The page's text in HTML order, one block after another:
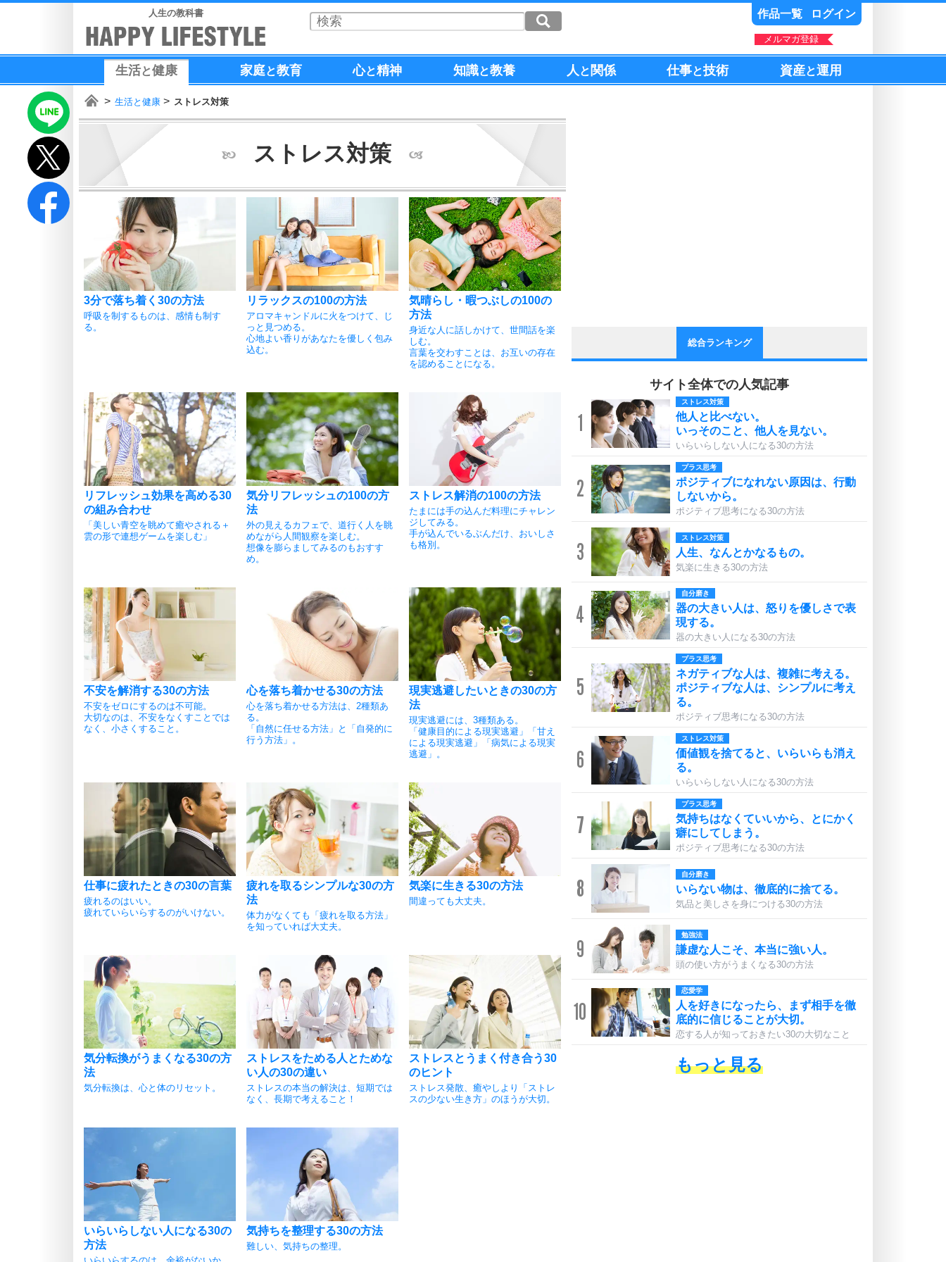
人生の教科書 作品一覧 ログイン
メルマガ登録
生活と健康 家庭と教育 心と精神 知識と教養 人と 関係 仕事と技術 資産と運用
生活と健康 ストレス対策
ストレス対策
3分で落ち着く30の方法
呼吸を制するものは、感情も制す
る。
リラックスの100の方法
アロマキャンドルに火をつけて、じ
っと見つめる。
心地よい香りがあなたを優しく包み
込む。
気晴らし・暇つぶしの100の
方法
身近な人に話しかけて、世間話を楽
しむ。
言葉を交わすことは、お互いの存在
を認めることになる。
リフレッシュ効果を高める30
の組み合わせ
「美しい青空を眺めて癒やされる＋
雲の形で連想ゲームを楽しむ」
気分リフレッシュの100の方
法
外の見えるカフェで、道行く人を眺
めながら人間観察を楽しむ。
想像を膨らましてみるのもおすす
め。
ストレス解消の100の方法
たまには手の込んだ料理にチャレン
ジしてみる。
手が込んでいるぶんだけ、おいしさ
も格別。
不安を解消する30の方法
不安をゼロにするのは不可能。
大切なのは、不安をなくすことでは
なく、小さくすること。
心を落ち着かせる30の方法
心を落ち着かせる方法は、2種類あ
る。
「自然に任せる方法」と「自発的に
行う方法」。
現実逃避したいときの30の方
法
現実逃避には、3種類ある。
「健康目的による現実逃避」「甘え
による現実逃避」「病気による現実
逃避」。
仕事に疲れたときの30の言葉
疲れるのはいい。
疲れていらいらするのがいけない。
疲れを取るシンプルな30の方
法
体力がなくても「疲れを取る方法」
を知っていれば大丈夫。
気楽に生きる30の方法
間違っても大丈夫。
気分転換がうまくなる30の方
法
気分転換は、心と体のリセット。
ストレスをためる人とためな
い人の30の違い
ストレスの本当の解決は、短期では
なく、長期で考えること！
ストレスとうまく付き合う30
のヒント
ストレス発散、癒やしより「ストレ
スの少ない生き方」のほうが大切。
いらいらしない人になる30の
方法
気持ちを整理する30の方法
難しい、気持ちの整理。
総合ランキング
サイト全体での人気記事
1
ストレス対策
他人と比べない。
いっそのこと、他人を見ない。
いらいらしない人になる30の方法
2
プラス思考
ポジティブになれない原因は、行動
しないから。
ポジティブ思考になる30の方法
3
ストレス対策
人生、なんとかなるもの。
気楽に生きる30の方法
4
自分磨き
器の大きい人は、怒りを優しさで表
現する。
器の大きい人になる30の方法
5
プラス思考
ネガティブな人は、複雑に考える。
ポジティブな人は、シンプルに考え
る。
ポジティブ思考になる30の方法
6
ストレス対策
価値観を捨てると、いらいらも消え
る。
いらいらしない人になる30の方法
7
プラス思考
気持ちはなくていいから、とにかく
癖にしてしまう。
ポジティブ思考になる30の方法
8
自分磨き
いらない物は、徹底的に捨てる。
気品と美しさを身につける30の方法
9
勉強法
謙虚な人こそ、本当に強い人。
頭の使い方がうまくなる30の方法
10
恋愛学
人を好きになったら、まず相手を徹
底的に信じることが大切。
恋する人が知っておきたい30の大切なこと
もっと見る